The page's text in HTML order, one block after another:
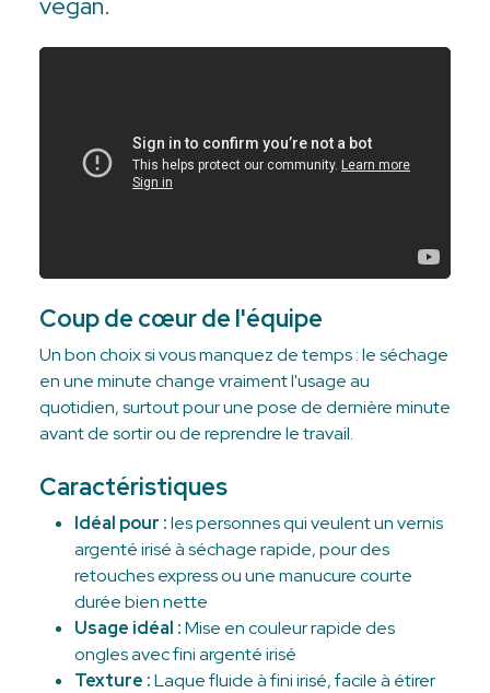
Coup de cœur de l'équipe
Un bon choix si vous manquez de temps : le séchage
en une minute change vraiment l'usage au
quotidien, surtout pour une pose de dernière minute
avant de sortir ou de reprendre le travail.
Caractéristiques
Idéal pour :les personnes qui veulent un vernis
argenté irisé à séchage rapide, pour des
retouches express ou une manucure courte
durée bien nette
Usage idéal :Mise en couleur rapide des
ongles avec fini argenté irisé
Texture :Laque fluide à fini irisé, facile à étirer